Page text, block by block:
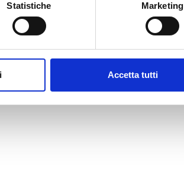
Statistiche Marketing
Accetta tutti